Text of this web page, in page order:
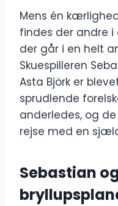
Mens én
findes der andre
der går i en helt
Skuespilleren
Asta Björk er
sprudlende
anderledes, og
rejse med en
Sebastian